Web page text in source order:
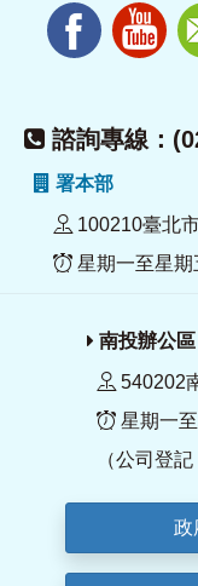
諮詢專線：
署本部
100210臺北
星期一至星期
南投辦公區
540202
星期一
（公司登
政